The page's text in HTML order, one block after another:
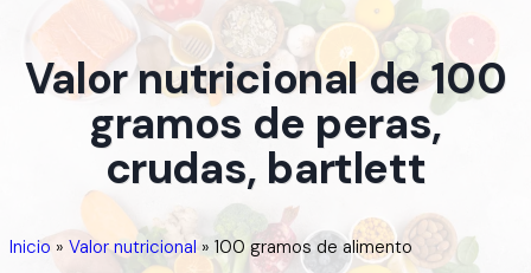
Valor nutricional de 100
gramos de peras,
crudas, bartlett
Inicio » Valor nutricional» 100 gramos de alimento